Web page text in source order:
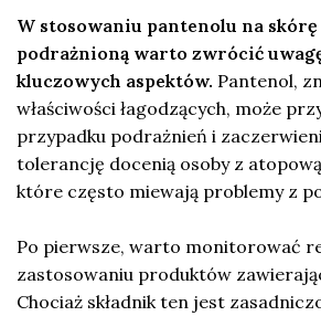
W stosowaniu pantenolu na
podrażnioną warto zwrócić
kluczowych aspektów. Pantenol,
właściwości łagodzących, może
przypadku podrażnień i
tolerancję docenią osoby z
które często miewają problemy z
Po pierwsze, warto monitorować
zastosowaniu produktów
Chociaż składnik ten jest